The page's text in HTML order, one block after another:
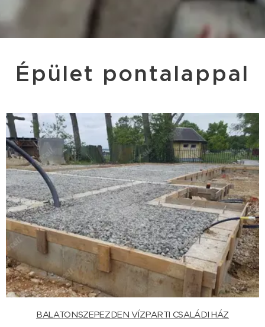
Épület pontalappal
BALATONSZEPEZDEN VÍZPARTI CSALÁDI HÁZ